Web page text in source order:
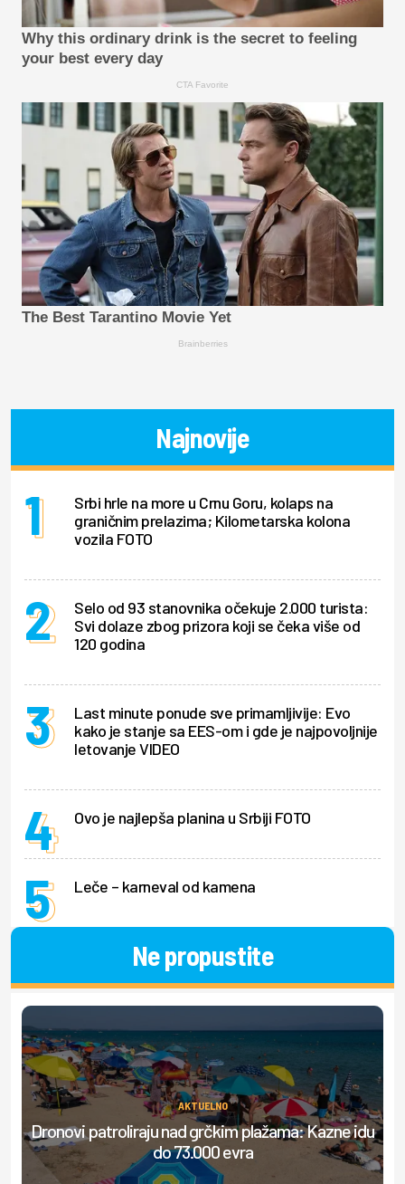
Why this ordinary drink is the secret to feeling
your best every day
CTA Favorite
The Best Tarantino Movie Yet
Brainberries
Najnovije
Srbi hrle na more u Crnu Goru, kolaps na
graničnim prelazima; Kilometarska kolona
vozila FOTO
Selo od 93 stanovnika očekuje 2.000 turista:
Svi dolaze zbog prizora koji se čeka više od
120 godina
Last minute ponude sve primamljivije: Evo
kako je stanje sa EES-om i gde je najpovoljnije
letovanje VIDEO
Ovo je najlepša planina u Srbiji FOTO
Leče – karneval od kamena
Ne propustite
AKTUELNO
Dronovi patroliraju nad grčkim plažama: Kazne idu
do 73.000 evra